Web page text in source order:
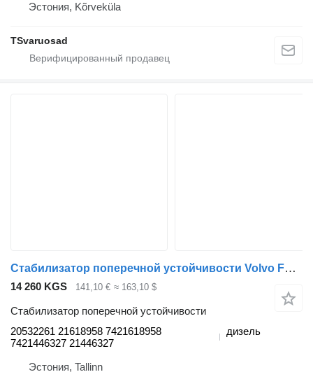
Эстония, Kõrveküla
TSvaruosad
Стабилизатор поперечной устойчивости Volvo FH (01.05-) 20532261 для тягача Volvo FH12, FH16, NH12, FH, VNL780 (1993-2014)
14 260 KGS 141,10 € ≈ 163,10 $
Стабилизатор поперечной устойчивости
20532261 21618958 7421618958
7421446327 21446327
дизель
Эстония, Tallinn